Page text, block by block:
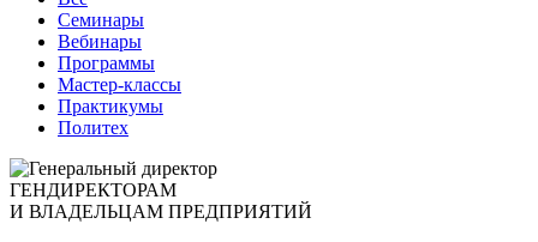
Семинары
Вебинары
Программы
Мастер-классы
Практикумы
Политех
ГЕНДИРЕКТОРАМ
И ВЛАДЕЛЬЦАМ ПРЕДПРИЯТИЙ